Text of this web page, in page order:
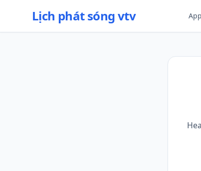
Lịch phát sóng vtv App